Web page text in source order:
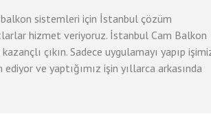
sistemleri için İstanbul çözüm
hizmet veriyoruz. İstanbul Cam Balkon
çıkın. Sadece uygulamayı yapıp
ve yaptığımız işin yıllarca arkasında